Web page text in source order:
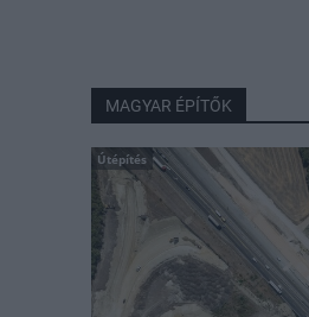
MAGYAR ÉPÍTŐK
Útépítés